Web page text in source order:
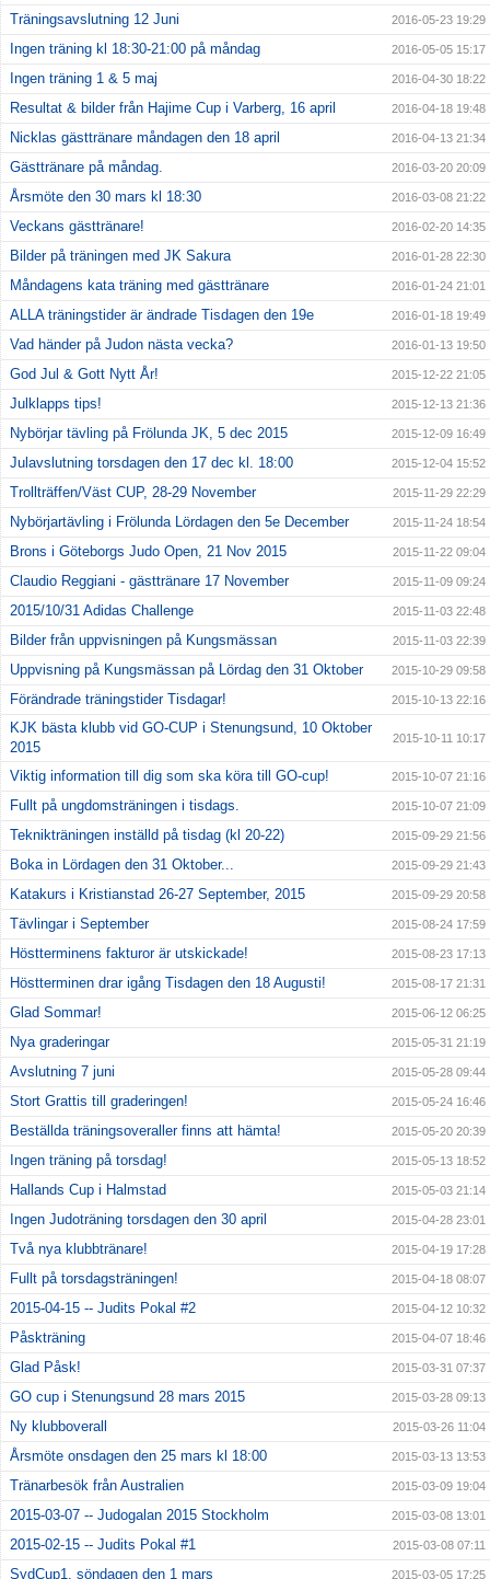
Träningsavslutning 12 Juni 2016-05-23 19:29
Ingen träning kl 18:30-21:00 på måndag 2016-05-05 15:17
Ingen träning 1 & 5 maj 2016-04-30 18:22
Resultat & bilder från Hajime Cup i Varberg, 16 april 2016-04-18 19:48
Nicklas gästtränare måndagen den 18 april 2016-04-13 21:34
Gästtränare på måndag. 2016-03-20 20:09
Årsmöte den 30 mars kl 18:30 2016-03-08 21:22
Veckans gästtränare! 2016-02-20 14:35
Bilder på träningen med JK Sakura 2016-01-28 22:30
Måndagens kata träning med gästtränare 2016-01-24 21:01
ALLA träningstider är ändrade Tisdagen den 19e 2016-01-18 19:49
Vad händer på Judon nästa vecka? 2016-01-13 19:50
God Jul & Gott Nytt År! 2015-12-22 21:05
Julklapps tips! 2015-12-13 21:36
Nybörjar tävling på Frölunda JK, 5 dec 2015 2015-12-09 16:49
Julavslutning torsdagen den 17 dec kl. 18:00 2015-12-04 15:52
Trollträffen/Väst CUP, 28-29 November 2015-11-29 22:29
Nybörjartävling i Frölunda Lördagen den 5e December 2015-11-24 18:54
Brons i Göteborgs Judo Open, 21 Nov 2015 2015-11-22 09:04
Claudio Reggiani - gästtränare 17 November 2015-11-09 09:24
2015/10/31 Adidas Challenge 2015-11-03 22:48
Bilder från uppvisningen på Kungsmässan 2015-11-03 22:39
Uppvisning på Kungsmässan på Lördag den 31 Oktober 2015-10-29 09:58
Förändrade träningstider Tisdagar! 2015-10-13 22:16
KJK bästa klubb vid GO-CUP i Stenungsund, 10 Oktober
2015
2015-10-11 10:17
Viktig information till dig som ska köra till GO-cup! 2015-10-07 21:16
Fullt på ungdomsträningen i tisdags. 2015-10-07 21:09
Teknikträningen inställd på tisdag (kl 20-22) 2015-09-29 21:56
Boka in Lördagen den 31 Oktober... 2015-09-29 21:43
Katakurs i Kristianstad 26-27 September, 2015 2015-09-29 20:58
Tävlingar i September 2015-08-24 17:59
Höstterminens fakturor är utskickade! 2015-08-23 17:13
Höstterminen drar igång Tisdagen den 18 Augusti! 2015-08-17 21:31
Glad Sommar! 2015-06-12 06:25
Nya graderingar 2015-05-31 21:19
Avslutning 7 juni 2015-05-28 09:44
Stort Grattis till graderingen! 2015-05-24 16:46
Beställda träningsoveraller finns att hämta! 2015-05-20 20:39
Ingen träning på torsdag! 2015-05-13 18:52
Hallands Cup i Halmstad 2015-05-03 21:14
Ingen Judoträning torsdagen den 30 april 2015-04-28 23:01
Två nya klubbtränare! 2015-04-19 17:28
Fullt på torsdagsträningen! 2015-04-18 08:07
2015-04-15 -- Judits Pokal #2 2015-04-12 10:32
Påskträning 2015-04-07 18:46
Glad Påsk! 2015-03-31 07:37
GO cup i Stenungsund 28 mars 2015 2015-03-28 09:13
Ny klubboverall 2015-03-26 11:04
Årsmöte onsdagen den 25 mars kl 18:00 2015-03-13 13:53
Tränarbesök från Australien 2015-03-09 19:04
2015-03-07 -- Judogalan 2015 Stockholm 2015-03-08 13:01
2015-02-15 -- Judits Pokal #1 2015-03-08 07:11
SydCup1, söndagen den 1 mars 2015-03-05 17:25